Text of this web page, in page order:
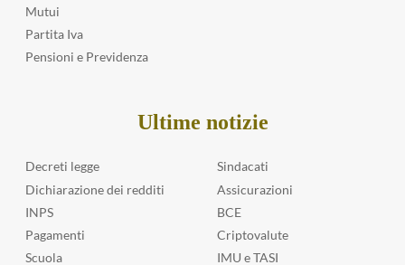
Mutui
Partita Iva
Pensioni e Previdenza
Ultime notizie
Decreti legge
Dichiarazione dei redditi
INPS
Pagamenti
Scuola
Sindacati
Assicurazioni
BCE
Criptovalute
IMU e TASI